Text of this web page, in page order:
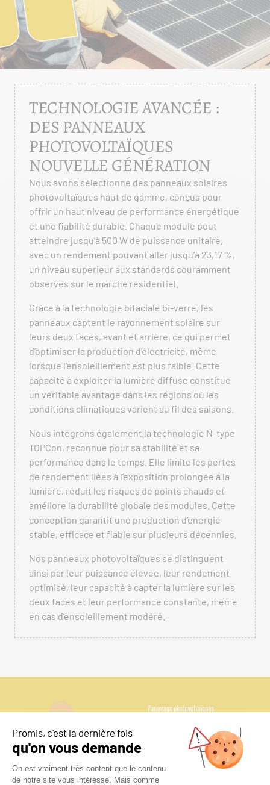
TECHNOLOGIE AVANCÉE :
DES PANNEAUX
PHOTOVOLTAÏQUES
NOUVELLE GÉNÉRATION
Nous avons sélectionné des panneaux solaires
photovoltaïques haut de gamme, conçus pour
offrir un haut niveau de performance énergétique
et une fiabilité durable. Chaque module peut
atteindre jusqu’à 500 W de puissance unitaire,
avec un rendement pouvant aller jusqu’à 23,17 %,
un niveau supérieur aux standards couramment
observés sur le marché résidentiel.
Grâce à la technologie bifaciale bi-verre, les
panneaux captent le rayonnement solaire sur
leurs deux faces, avant et arrière, ce qui permet
d’optimiser la production d’électricité, même
lorsque l’ensoleillement est plus faible. Cette
capacité à exploiter la lumière diffuse constitue
un véritable avantage dans les régions où les
conditions climatiques varient au fil des saisons.
Nous intégrons également la technologie N-type
TOPCon, reconnue pour sa stabilité et sa
performance dans le temps. Elle limite les pertes
de rendement liées à l’exposition prolongée à la
lumière, réduit les risques de points chauds et
améliore la durabilité globale des modules. Cette
conception garantit une production d’énergie
stable, efficace et fiable sur plusieurs décennies.
Nos panneaux photovoltaïques se distinguent
ainsi par leur puissance élevée, leur rendement
optimisé, leur capacité à capter la lumière sur les
deux faces et leur performance constante, même
en cas d’ensoleillement modéré.